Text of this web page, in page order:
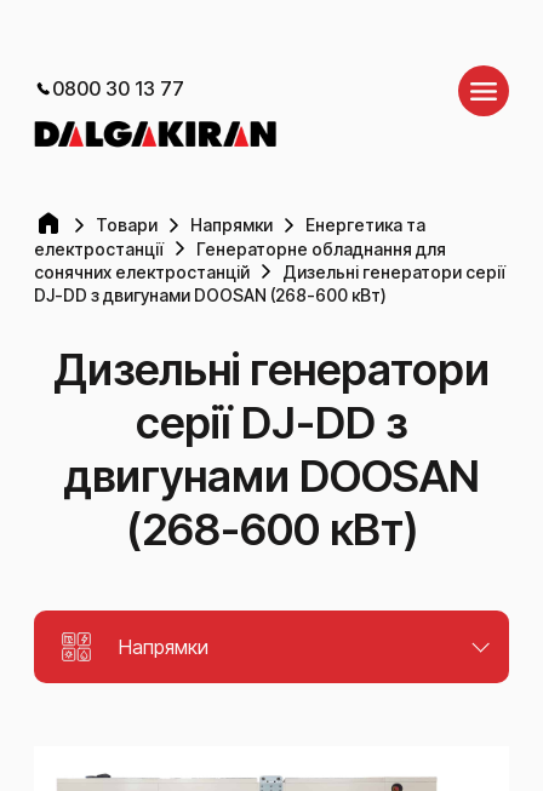
0800 30 13 77
Товари Напрямки
Енергетика та
електростанції
Генераторне обладнання для
сонячних електростанцій
Дизельні генератори серії
DJ-DD з двигунами DOOSAN (268-600 кВт)
Дизельні генератори
серії DJ-DD з
двигунами DOOSAN
(268-600 кВт)
Напрямки